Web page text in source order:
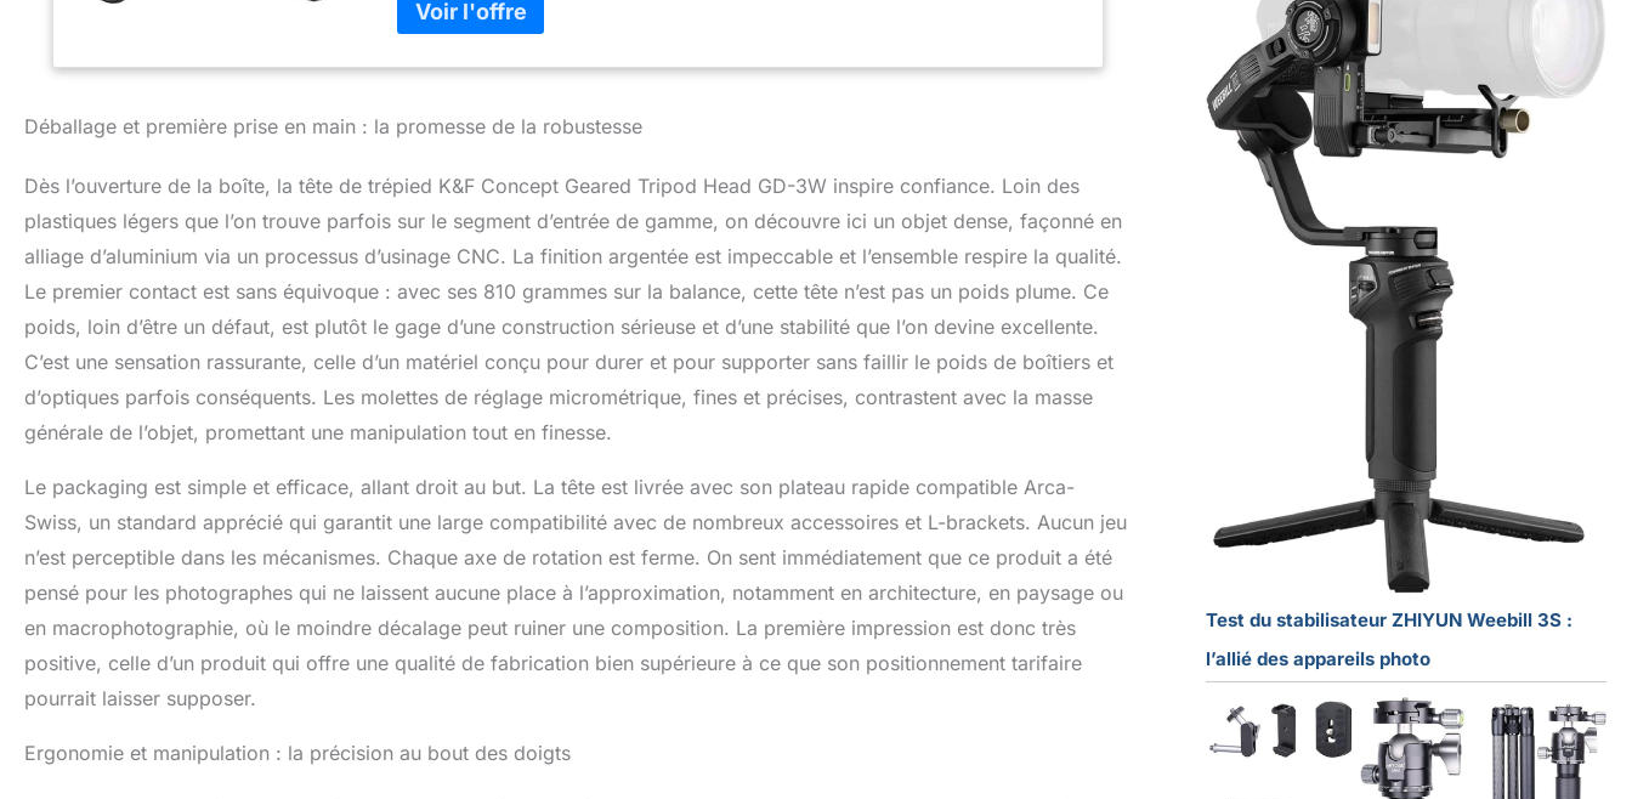
produit est plus précise et durable, peut contenir jusqu'à 6kg d'équipement.
【Large Application】 Facile, rapide, polyvalent, parfait pour capturer la nature, la
photographie de ciel étoilé, la photographie commerciale, etc, idéal pour une
la tête de trépied à cardan a un trou de vis de 3/8 pouces, il peut être largement
appliqué à divers trépieds professionnels ; et est également livré avec une plaque
SLR, DSLR.
Déballage et première prise en main : la promesse de la robustesse
Dès l’ouverture de la boîte, la tête de trépied K&F Concept Geared Tripod Head GD-3W inspire confiance. Loin des
plastiques légers que l’on trouve parfois sur le segment d’entrée de gamme, on découvre ici un objet dense, façonné en
alliage d’aluminium via un processus d’usinage CNC. La finition argentée est impeccable et l’ensemble respire la qualité.
Le premier contact est sans équivoque : avec ses 810 grammes sur la balance, cette tête n’est pas un poids plume. Ce
poids, loin d’être un défaut, est plutôt le gage d’une construction sérieuse et d’une stabilité que l’on devine excellente.
C’est une sensation rassurante, celle d’un matériel conçu pour durer et pour supporter sans faillir le poids de boîtiers et
d’optiques parfois conséquents. Les molettes de réglage micrométrique, fines et précises, contrastent avec la masse
générale de l’objet, promettant une manipulation tout en finesse.
Le packaging est simple et efficace, allant droit au but. La tête est livrée avec son plateau rapide compatible Arca-
Swiss, un standard apprécié qui garantit une large compatibilité avec de nombreux accessoires et L-brackets. Aucun jeu
n’est perceptible dans les mécanismes. Chaque axe de rotation est ferme. On sent immédiatement que ce produit a été
pensé pour les photographes qui ne laissent aucune place à l’approximation, notamment en architecture, en paysage ou
en macrophotographie, où le moindre décalage peut ruiner une composition. La première impression est donc très
positive, celle d’un produit qui offre une qualité de fabrication bien supérieure à ce que son positionnement tarifaire
pourrait laisser supposer.
Ergonomie et manipulation : la précision au bout des doigts
Test du stabilisateur ZHIYUN Weebill 3S :
l’allié des appareils photo